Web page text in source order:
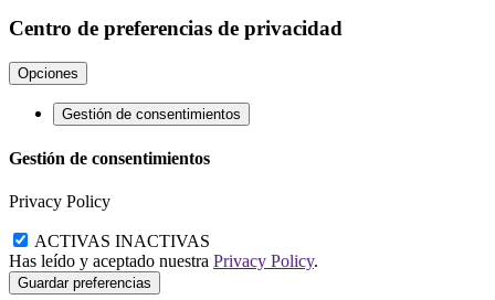
Centro de preferencias de privacidad
Opciones
Gestión de consentimientos
Gestión de consentimientos
Privacy Policy
ACTIVAS INACTIVAS
Has leído y aceptado nuestra Privacy Policy.